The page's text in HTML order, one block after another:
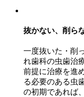
抜かない、削ら
一度抜いた・削
れ歯科の虫歯治
前提に治療を進
る必要のある虫
の初期であれば